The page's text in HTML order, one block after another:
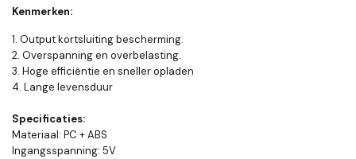
Kenmerken:
1. Output kortsluiting bescherming.
2. Overspanning en overbelasting.
3. Hoge efficiëntie en sneller opladen
4. Lange levensduur
Specificaties:
Materiaal: PC + ABS
Ingangsspanning: 5V